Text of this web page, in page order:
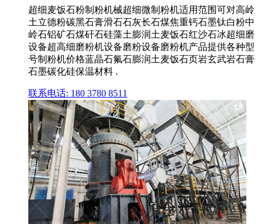
超细麦饭石粉制粉机械超细微制粉机适用范围可对高岭
土立德粉碳黑石膏滑石石灰长石煤焦重钙石墨钛白粉中
岭石铝矿石煤矸石硅藻土膨润土麦饭石红沙石冰超细磨
设备超高细磨粉机设备磨粉设备磨粉机产品提供各种型
号制粉机价格蓝晶石氟石膨润土麦饭石页岩玄武岩石膏
石墨碳化硅保温材料 .
联系电话: 180 3780 8511